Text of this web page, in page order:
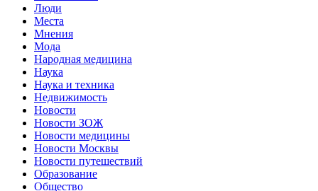
Люди
Места
Мнения
Мода
Народная медицина
Наука
Наука и техника
Недвижимость
Новости
Новости ЗОЖ
Новости медицины
Новости Москвы
Новости путешествий
Образование
Общество